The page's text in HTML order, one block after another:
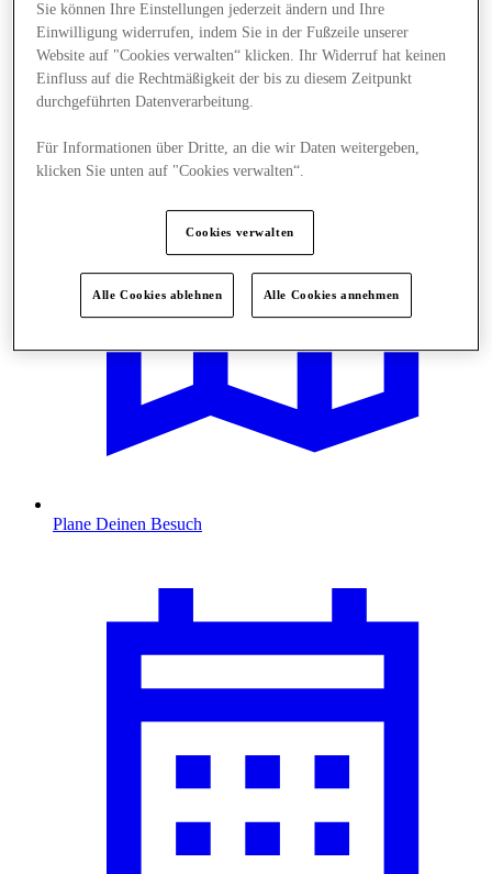
Angebote
Plane Deinen Besuch
Sie können Ihre Einstellungen jederzeit ändern und Ihre
Einwilligung widerrufen, indem Sie in der Fußzeile unserer
Website auf "Cookies verwalten“ klicken. Ihr Widerruf hat keinen
Einfluss auf die Rechtmäßigkeit der bis zu diesem Zeitpunkt
durchgeführten Datenverarbeitung.
Für Informationen über Dritte, an die wir Daten weitergeben,
klicken Sie unten auf "Cookies verwalten“.
Cookies verwalten
Alle Cookies ablehnen Alle Cookies annehmen